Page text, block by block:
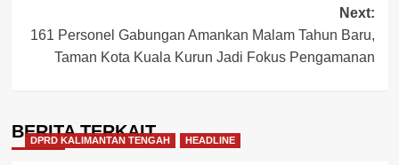
Next:
161 Personel Gabungan Amankan Malam Tahun Baru,
Taman Kota Kuala Kurun Jadi Fokus Pengamanan
BERITA TERKAIT
DPRD KALIMANTAN TENGAH HEADLINE